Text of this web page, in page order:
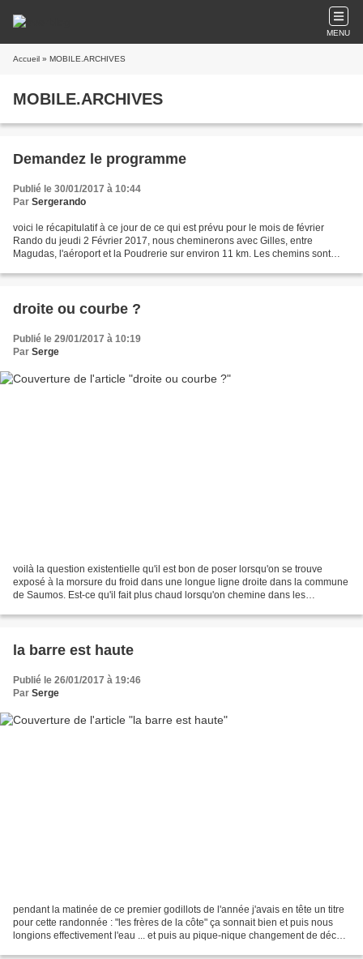
MENU
Accueil » MOBILE.ARCHIVES
MOBILE.ARCHIVES
Demandez le programme
Publié le 30/01/2017 à 10:44
Par Sergerando
voici le récapitulatif à ce jour de ce qui est prévu pour le mois de février
Rando du jeudi 2 Février 2017, nous cheminerons avec Gilles, entre
Magudas, l'aéroport et la Poudrerie sur environ 11 km. Les chemins sont
droite ou courbe ?
Publié le 29/01/2017 à 10:19
Par Serge
voilà la question existentielle qu'il est bon de poser lorsqu'on se trouve
exposé à la morsure du froid dans une longue ligne droite dans la commune
de Saumos. Est-ce qu'il fait plus chaud lorsqu'on chemine dans les
la barre est haute
Publié le 26/01/2017 à 19:46
Par Serge
pendant la matinée de ce premier godillots de l'année j'avais en tête un titre
pour cette randonnée : "les frères de la côte" ça sonnait bien et puis nous
longions effectivement l'eau ... et puis au pique-nique changement de décor